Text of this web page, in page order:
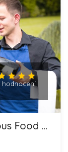
hodnocení
Mummies and Daddies Delicious Food and Cheesecakes